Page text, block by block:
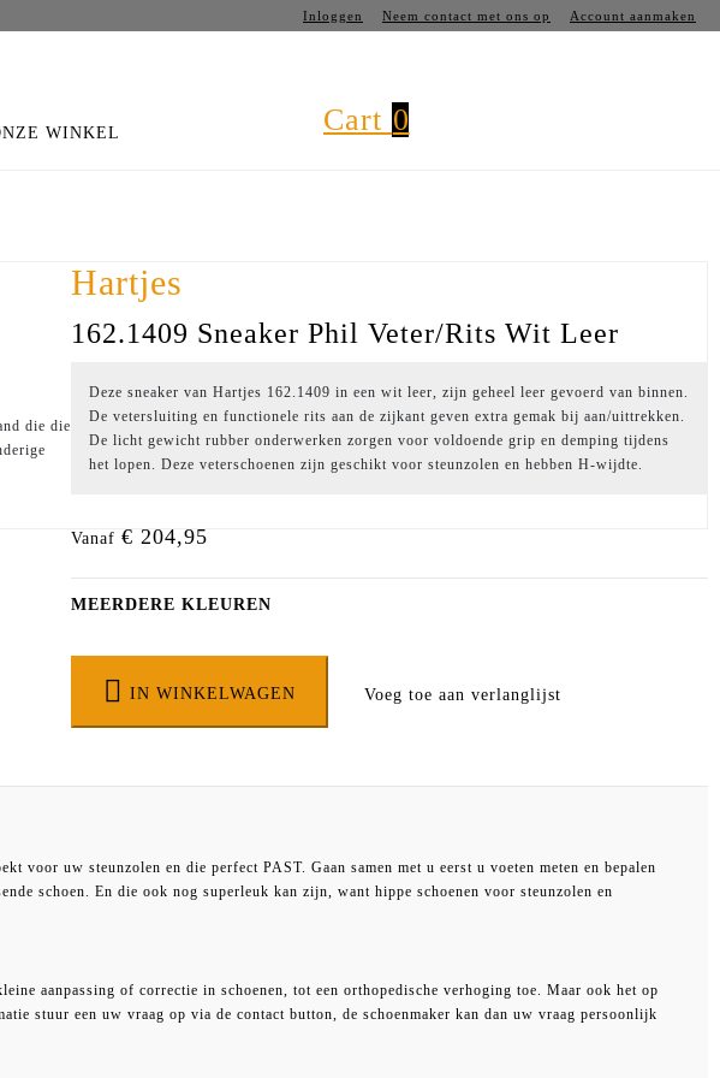
Inloggen Neem contact met ons op Account aanmaken
WINKEL Cart 0
Hartjes
162.1409 Sneaker Phil Veter/rits Wit Leer
Deze sneaker van Hartjes 162.1409 in een wit leer, zijn geheel leer gevoerd van binnen.
De vetersluiting en functionele rits aan de zijkant geven extra gemak bij aan/uittrekken.
De licht gewicht rubber onderwerken zorgen voor voldoende grip en demping tijdens
het lopen. Deze veterschoenen zijn geschikt voor steunzolen en hebben H-wijdte.
Vanaf€ 204,95
MEERDERE KLEUREN
IN WINKELWAGEN Voeg toe aan verlanglijst
die die
Wij accepteren enkel onbeschadigde en ongedragen artikelen in de originele doos met
uw retourzending kunnen wij om dit bewijs vragen om te onderzoeken wat de status van uw
5 werkdagen terug te storten op uw bank-, giro- of creditcard rekening. Beschadigde artikelen
voor uw steunzolen en die perfect PAST. Gaan samen met u eerst u voeten meten en bepalen
schoen. En die ook nog superleuk kan zijn, want hippe schoenen voor steunzolen en
aanpassing of correctie in schoenen, tot een orthopedische verhoging toe. Maar ook het op
stuur een uw vraag op via de contact button, de schoenmaker kan dan uw vraag persoonlijk